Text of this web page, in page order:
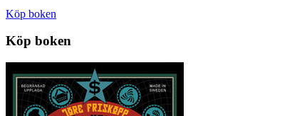
Köp boken
Köp boken